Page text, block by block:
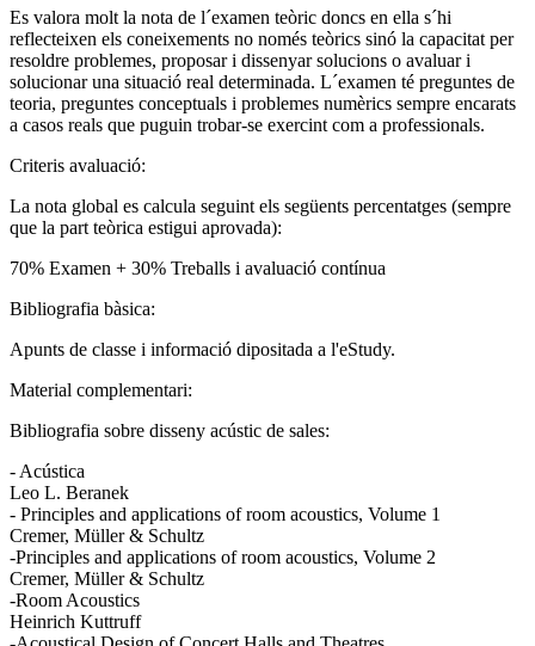
Es valora molt la nota de l´examen teòric doncs en ella s´hi
reflecteixen els coneixements no només teòrics sinó la capacitat per
resoldre problemes, proposar i dissenyar solucions o avaluar i
solucionar una situació real determinada. L´examen té preguntes de
teoria, preguntes conceptuals i problemes numèrics sempre encarats
a casos reals que puguin trobar-se exercint com a professionals.
Criteris avaluació:
La nota global es calcula seguint els següents percentatges (sempre
que la part teòrica estigui aprovada):
70% Examen + 30% Treballs i avaluació contínua
Bibliografia bàsica:
Apunts de classe i informació dipositada a l'eStudy.
Material complementari:
Bibliografia sobre disseny acústic de sales:
- Acústica
Leo L. Beranek
- Principles and applications of room acoustics, Volume 1
Cremer, Müller & Schultz
-Principles and applications of room acoustics, Volume 2
Cremer, Müller & Schultz
-Room Acoustics
Heinrich Kuttruff